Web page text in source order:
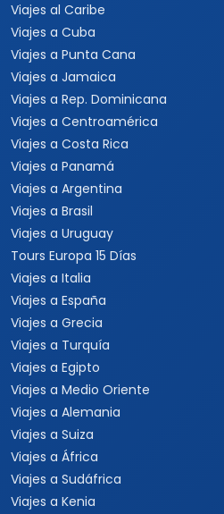
Viajes al Caribe
Viajes a Cuba
Viajes a Punta Cana
Viajes a Jamaica
Viajes a Rep. Dominicana
Viajes a Centroamérica
Viajes a Costa Rica
Viajes a Panamá
Viajes a Argentina
Viajes a Brasil
Viajes a Uruguay
Tours Europa 15 Días
Viajes a Italia
Viajes a España
Viajes a Grecia
Viajes a Turquía
Viajes a Egipto
Viajes a Medio Oriente
Viajes a Alemania
Viajes a Suiza
Viajes a África
Viajes a Sudáfrica
Viajes a Kenia